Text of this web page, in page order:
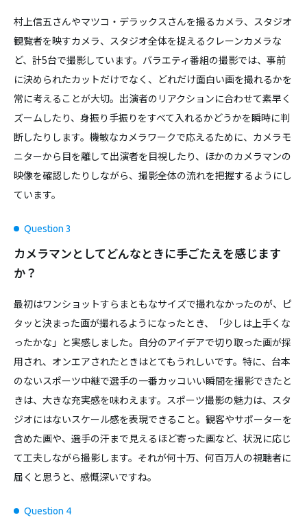
村上信五さんやマツコ・デラックスさんを撮るカメラ、スタジオ
観覧者を映すカメラ、スタジオ全体を捉えるクレーンカメラな
ど、計5台で撮影しています。バラエティ番組の撮影では、事前
に決められたカットだけでなく、どれだけ面白い画を撮れるかを
常に考えることが大切。出演者のリアクションに合わせて素早く
ズームしたり、身振り手振りをすべて入れるかどうかを瞬時に判
断したりします。機敏なカメラワークで応えるために、カメラモ
ニターから目を離して出演者を目視したり、ほかのカメラマンの
映像を確認したりしながら、撮影全体の流れを把握するようにし
ています。
Question 3
カメラマンとしてどんなときに手ごたえを感じます
か？
最初はワンショットすらまともなサイズで撮れなかったのが、ピ
タッと決まった画が撮れるようになったとき、「少しは上手くな
ったかな」と実感しました。自分のアイデアで切り取った画が採
用され、オンエアされたときはとてもうれしいです。特に、台本
のないスポーツ中継で選手の一番カッコいい瞬間を撮影できたと
きは、大きな充実感を味わえます。スポーツ撮影の魅力は、スタ
ジオにはないスケール感を表現できること。観客やサポーターを
含めた画や、選手の汗まで見えるほど寄った画など、状況に応じ
て工夫しながら撮影します。それが何十万、何百万人の視聴者に
届くと思うと、感慨深いですね。
Question 4